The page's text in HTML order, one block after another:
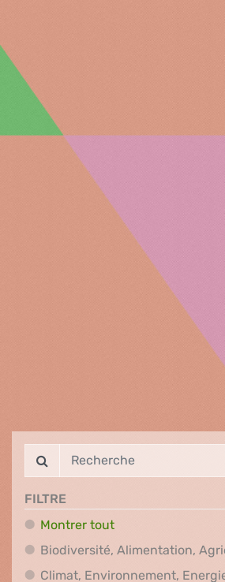
FILTRE
Montrer tout
Biodiversité, Alimentation,
Climat, Environnement,